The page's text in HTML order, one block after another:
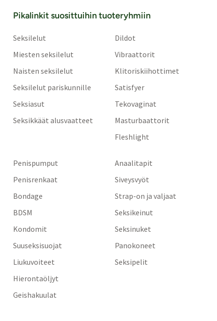
Pikalinkit suosittuihin tuoteryhmiin
Seksilelut
Miesten seksilelut
Naisten seksilelut
Seksilelut pariskunnille
Seksiasut
Seksikkäät alusvaatteet
Dildot
Vibraattorit
Klitoriskiihottimet
Satisfyer
Tekovaginat
Masturbaattorit
Fleshlight
Penispumput
Penisrenkaat
Bondage
BDSM
Kondomit
Suuseksisuojat
Liukuvoiteet
Hierontaöljyt
Geishakuulat
Anaalitapit
Siveysvyöt
Strap-on ja valjaat
Seksikeinut
Seksinuket
Panokoneet
Seksipelit